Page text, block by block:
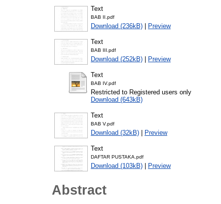
Text
BAB II.pdf
Download (236kB) | Preview
Text
BAB III.pdf
Download (252kB) | Preview
Text
BAB IV.pdf
Restricted to Registered users only
Download (643kB)
Text
BAB V.pdf
Download (32kB) | Preview
Text
DAFTAR PUSTAKA.pdf
Download (103kB) | Preview
Abstract